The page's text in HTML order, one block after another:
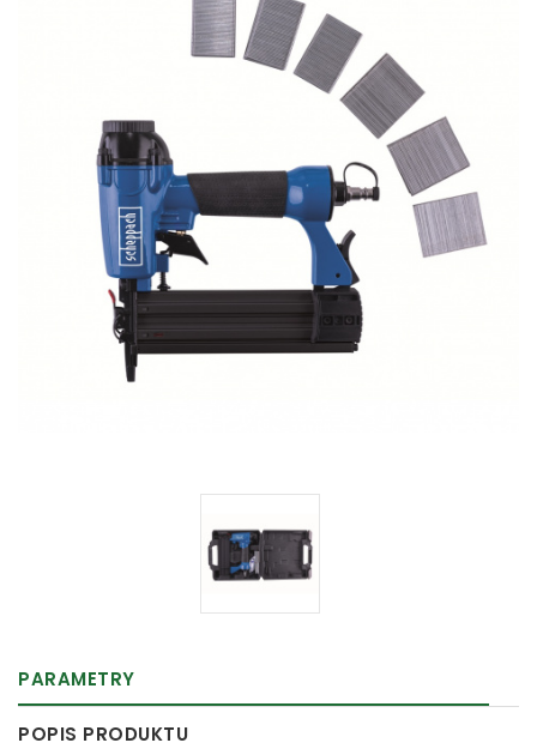
PARAMETRY
POPIS PRODUKTU